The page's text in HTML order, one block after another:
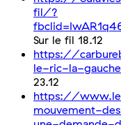
fil/?
Sur le fil 18.12
https://
le-ric-la-
23.12
https://
mouvement-